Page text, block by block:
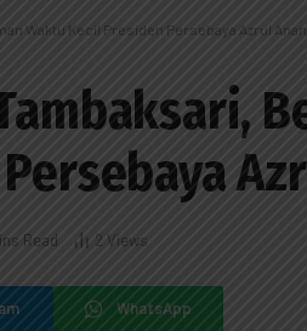
Waktu Kecil Presiden Persebaya Azrul
Read 2 Views
WhatsApp